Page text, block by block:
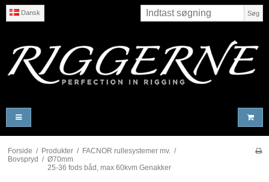
Dansk Søg
Forside / Produkter / FACNOR rullesystemer mv. /
Bovspryd / Ø70mm
25-36 fods båd, max 60kvm Genakker